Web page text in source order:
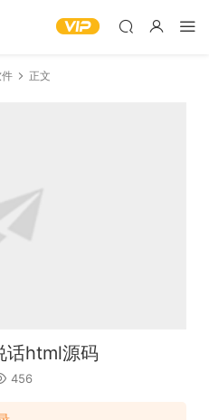
正文
话html源码
456